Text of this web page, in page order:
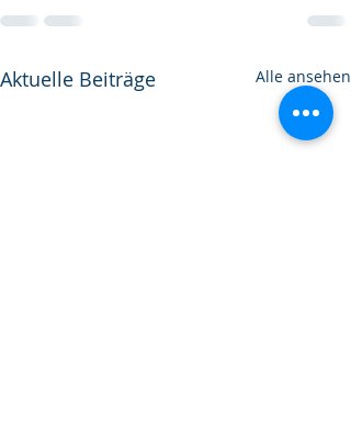
Aktuelle Beiträge Alle ansehen